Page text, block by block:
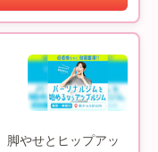
脚やせとヒップアッ